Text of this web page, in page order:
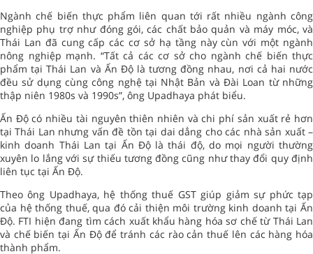
Ngành chế biến thực phẩm liên quan tới rất nhiều ngành công
nghiệp phụ trợ như đóng gói, các chất bảo quản và máy móc, và
Thái Lan đã cung cấp các cơ sở hạ tầng này cùn với một ngành
nông nghiệp mạnh. “Tất cả các cơ sở cho ngành chế biến thực
phẩm tại Thái Lan và Ấn Độ là tương đồng nhau, nơi cả hai nước
đều sử dụng cùng công nghệ tại Nhật Bản và Đài Loan từ những
thập niên 1980s và 1990s”, ông Upadhaya phát biểu.
Ấn Độ có nhiều tài nguyên thiên nhiên và chi phí sản xuất rẻ hơn
tại Thái Lan nhưng vấn đề tồn tại dai dẳng cho các nhà sản xuất –
kinh doanh Thái Lan tại Ấn Độ là thái độ, do mọi người thường
xuyên lo lắng với sự thiếu tương đồng cũng như thay đổi quy định
liên tục tại Ấn Độ.
Theo ông Upadhaya, hệ thống thuế GST giúp giảm sự phức tạp
của hệ thống thuế, qua đó cải thiện môi trường kinh doanh tại Ấn
Độ. FTI hiện đang tìm cách xuất khẩu hàng hóa sơ chế từ Thái Lan
và chế biến tại Ấn Độ để tránh các rào cản thuế lên các hàng hóa
thành phẩm.